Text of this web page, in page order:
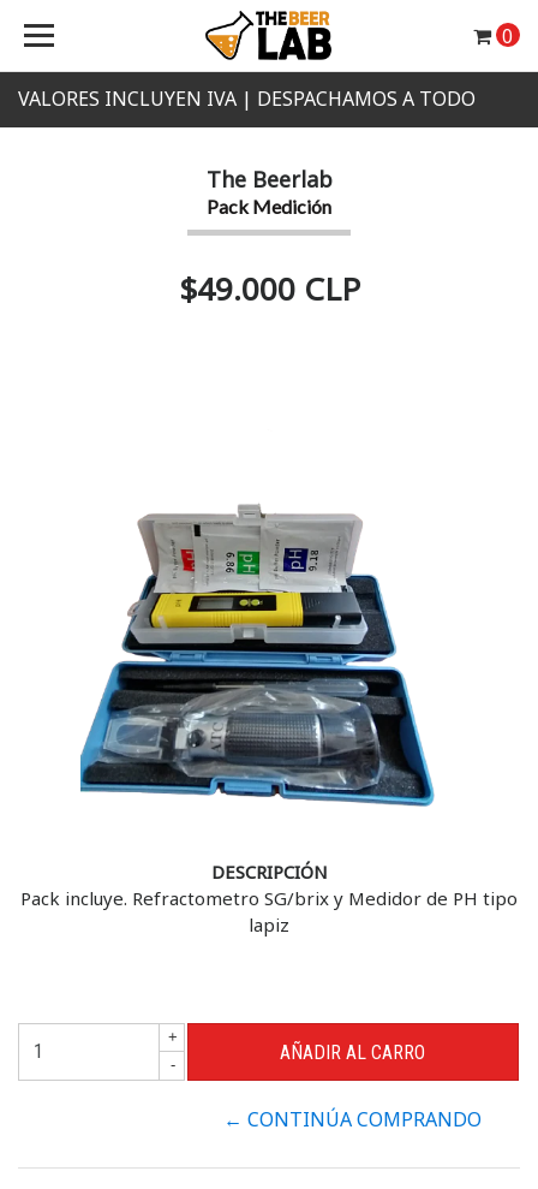
VALORES INCLUYEN IVA | DESPACHAMOS A TODO
0
The Beerlab
Pack Medición
$49.000 CLP
DESCRIPCIÓN
Pack incluye. Refractometro SG/brix y Medidor de PH tipo
lapiz
+
-
← CONTINÚA COMPRANDO